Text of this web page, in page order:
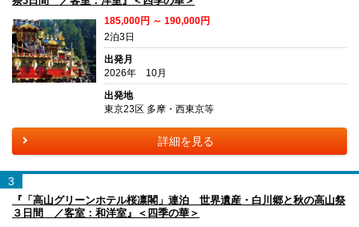
185,000円 ～ 190,000円
2泊3日
出発月
2026年 10月
出発地
東京23区 多摩・西東京等
詳細を見る
3
『「高山グリーンホテル桜凛閣」連泊 世界遺産・白川郷と秋の高山祭
３日間 ／客室：和洋室』＜四季の華＞